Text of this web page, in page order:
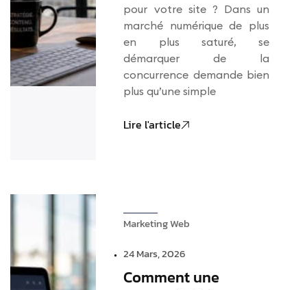
pour votre site ? Dans un
marché numérique de plus
en plus saturé, se
démarquer de la
concurrence demande bien
plus qu’une simple
Lire l'article
Marketing Web
24 Mars, 2026
Comment une